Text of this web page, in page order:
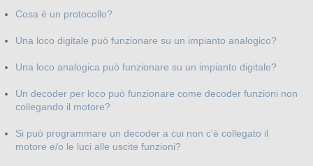
Cosa è un protocollo?
Una loco digitale può funzionare su un impianto analogico?
Una loco analogica può funzionare su un impianto digitale?
Un decoder per loco può funzionare come decoder funzioni non
collegando il motore?
Si può programmare un decoder a cui non c'è collegato il
motore e/o le luci alle uscite funzioni?